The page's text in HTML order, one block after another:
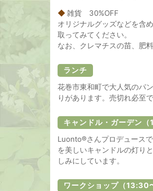
◆ 雑貨 30%OFF
オリジナルグッズなどを含
取ってみてください。
なお、クレマチスの苗、肥
ランチ
花巻市東和町で大人気のパ
りがあります。売切れ必至
キャンドル・ガーデン（
Luonto®さんプロデュース
を美しいキャンドルの灯り
しみにしています。
ワークショップ（13:30